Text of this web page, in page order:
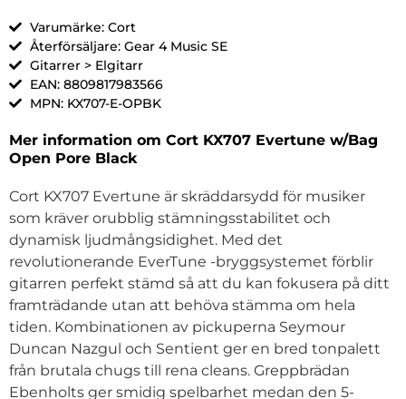
Varumärke: Cort
Återförsäljare: Gear 4 Music SE
Gitarrer > Elgitarr
EAN: 8809817983566
MPN: KX707-E-OPBK
Mer information om Cort KX707 Evertune w/Bag
Open Pore Black
Cort KX707 Evertune är skräddarsydd för musiker
som kräver orubblig stämningsstabilitet och
dynamisk ljudmångsidighet. Med det
revolutionerande EverTune -bryggsystemet förblir
gitarren perfekt stämd så att du kan fokusera på ditt
framträdande utan att behöva stämma om hela
tiden. Kombinationen av pickuperna Seymour
Duncan Nazgul och Sentient ger en bred tonpalett
från brutala chugs till rena cleans. Greppbrädan
Ebenholts ger smidig spelbarhet medan den 5-